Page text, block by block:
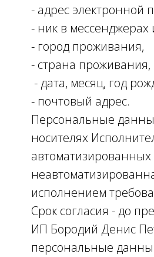
- адрес электронной
- ник в
- город проживания,
- страна проживания,
- дата, месяц, год
- почтовый адрес.
Персональные
носителях
автоматизированных
исполнением
Срок согласия - до
ИП Бородий Денис
персональные